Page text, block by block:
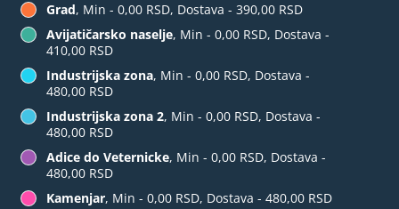
Grad, Min - 0,00 RSD, Dostava - 390,00 RSD
Avijatičarsko naselje, Min - 0,00 RSD, Dostava -
410,00 RSD
Industrijska zona, Min - 0,00 RSD, Dostava -
480,00 RSD
Industrijska zona 2, Min - 0,00 RSD, Dostava -
480,00 RSD
Adice do Veternicke, Min - 0,00 RSD, Dostava -
480,00 RSD
Kamenjar, Min - 0,00 RSD, Dostava - 480,00 RSD